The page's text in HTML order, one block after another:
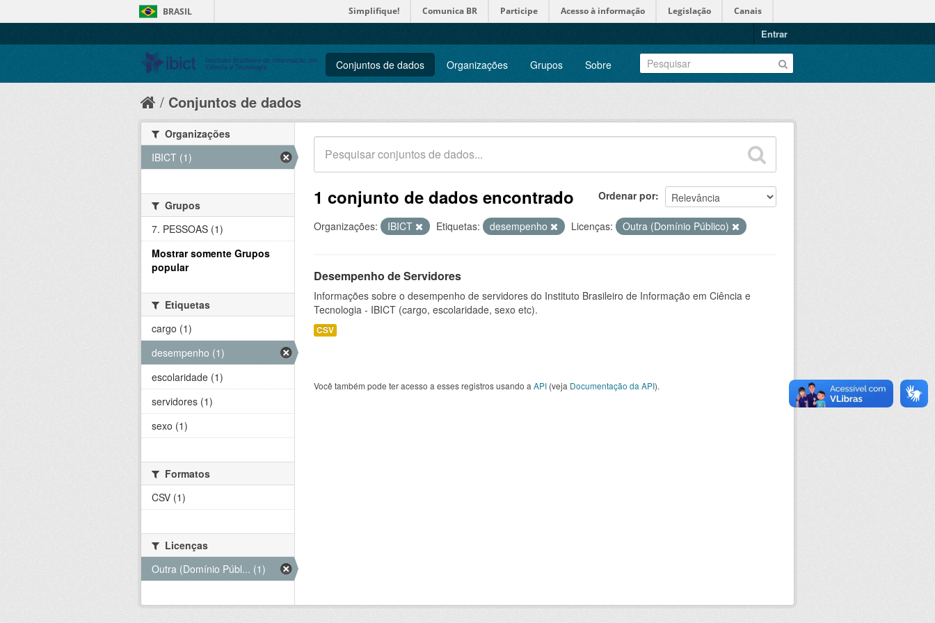
BRASIL Simplifique! Comunica BR Participe Acesso à informação Legislação Canais
Entrar
Conjuntos de dados Organizações Grupos Sobre
Conjuntos de dados
Ordenar por
1 conjunto de dados encontrado
Organizações: IBICT Etiquetas: desempenho Licenças: Outra (Domínio Público)
Desempenho de Servidores
Informações sobre o desempenho de servidores do Instituto Brasileiro de Informação em Ciência e
Tecnologia - IBICT (cargo, escolaridade, sexo etc).
CSV
Você também pode ter acesso a esses registros usando a API (veja Documentação da API).
Organizações
IBICT (1)
Grupos
7. PESSOAS (1)
Mostrar somente Grupos
popular
Etiquetas
cargo (1)
desempenho (1)
escolaridade (1)
servidores (1)
sexo (1)
Formatos
CSV (1)
Licenças
Outra (Domínio Públ... (1)